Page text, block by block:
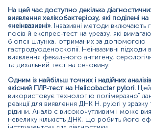
Підозра на інфікування
біль або дискомфорт у верхній
нудота, блювання, печія, зниження
залізодефіцитна анемія невідомої
лабораторно підтверджений
хелікобактерної інфекції в сім’ї.
Прогнозування чутливості до
Оцінка ефективності ерадикаційної
На цей час доступно декілька
виявлення хелікобактеріозу, які поділені на
«неінвазивні». Інвазивні методи включають
посів й експрес-тест на уреазу, які
біопсії шлунка, отриманих за допомогою
гастродуоденоскопії. Неінвазивні підходи
виявлення фекального антигену,
та дихальний тест на сечовину.
Одним із найбільш точних і надійних
якісний ПЛР-тест на Helicobacter pylori.
використовує технологію полімеразної
реакції для виявлення ДНК H. pylori у
рідини. Аналіз є високочутливим і може
невелику кількість ДНК, що робить його